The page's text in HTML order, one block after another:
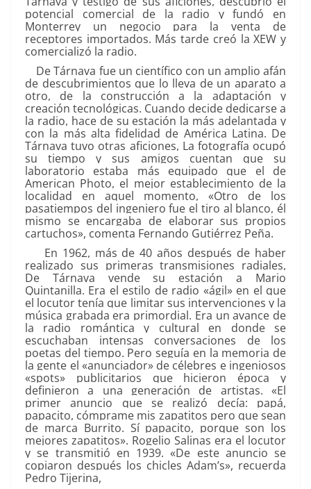
potencial comercial de la radio y fundó en
Monterrey un negocio para la venta de
receptores importados. Más tarde creó la XEW y
comercializó la radio.
De Tárnava fue un científico con un amplio afán
de descubrimientos que lo lleva de un aparato a
otro, de la construcción a la adaptación y
creación tecnológicas. Cuando decide dedicarse a
la radio, hace de su estación la más adelantada y
con la más alta fidelidad de América Latina. De
Tárnava tuvo otras aficiones, La fotografía ocupó
su tiempo y sus amigos cuentan que su
laboratorio estaba más equipado que el de
American Photo, el mejor establecimiento de la
localidad en aquel momento, «Otro de los
pasatiempos del ingeniero fue el tiro al blanco, él
mismo se encargaba de elaborar sus propios
cartuchos», comenta Fernando Gutiérrez Peña.
En 1962, más de 40 años después de haber
realizado sus primeras transmisiones radiales,
De Tárnava vende su estación a Mario
Quintanilla. Era el estilo de radio «ágil» en el que
el locutor tenía que limitar sus intervenciones y la
música grabada era primordial. Era un avance de
la radio romántica y cultural en donde se
escuchaban intensas conversaciones de los
poetas del tiempo. Pero seguía en la memoria de
la gente el «anunciador» de célebres e ingeniosos
«spots» publicitarios que hicieron época y
definieron a una generación de artistas. «El
primer anuncio que se realizó decía: papá,
papacito, cómprame mis zapatitos pero que sean
de marca Burrito. Sí papacito, porque son los
mejores zapatitos». Rogelio Salinas era el locutor
y se transmitió en 1939. «De este anuncio se
copiaron después los chicles Adam’s», recuerda
Pedro Tijerina,